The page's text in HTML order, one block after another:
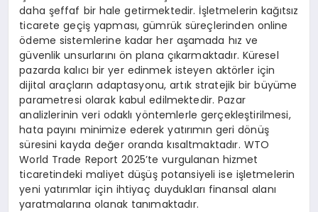
daha şeffaf bir hale getirmektedir. İşletmelerin kağıtsız
ticarete geçiş yapması, gümrük süreçlerinden online
ödeme sistemlerine kadar her aşamada hız ve
güvenlik unsurlarını ön plana çıkarmaktadır. Küresel
pazarda kalıcı bir yer edinmek isteyen aktörler için
dijital araçların adaptasyonu, artık stratejik bir büyüme
parametresi olarak kabul edilmektedir. Pazar
analizlerinin veri odaklı yöntemlerle gerçekleştirilmesi,
hata payını minimize ederek yatırımın geri dönüş
süresini kayda değer oranda kısaltmaktadır. WTO
World Trade Report 2025’te vurgulanan hizmet
ticaretindeki maliyet düşüş potansiyeli ise işletmelerin
yeni yatırımlar için ihtiyaç duydukları finansal alanı
yaratmalarına olanak tanımaktadır.